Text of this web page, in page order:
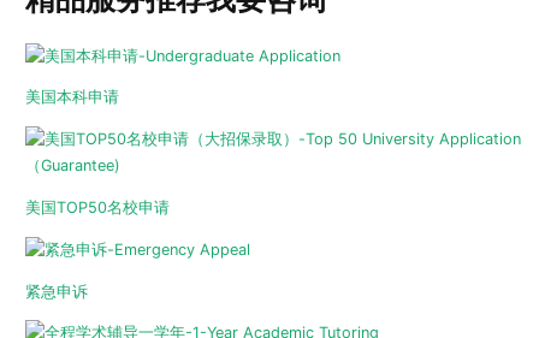
美国本科申请
美国TOP50名校申请
紧急申诉